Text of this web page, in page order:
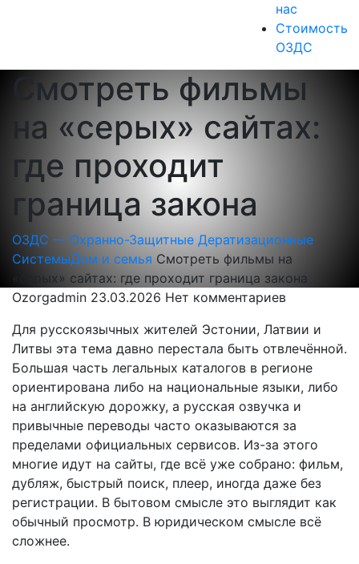
нас
Стоимость
ОЗДС
Смотреть фильмы
на «серых» сайтах:
где проходит
граница закона
ОЗДС — Охранно-Защитные Дератизационные
СистемыДом и семья Смотреть фильмы на
«серых» сайтах: где проходит граница закона
Ozorgadmin 23.03.2026 Нет комментариев
Для русскоязычных жителей Эстонии, Латвии и
Литвы эта тема давно перестала быть отвлечённой.
Большая часть легальных каталогов в регионе
ориентирована либо на национальные языки, либо
на английскую дорожку, а русская озвучка и
привычные переводы часто оказываются за
пределами официальных сервисов. Из-за этого
многие идут на сайты, где всё уже собрано: фильм,
дубляж, быстрый поиск, плеер, иногда даже без
регистрации. В бытовом смысле это выглядит как
обычный просмотр. В юридическом смысле всё
сложнее.